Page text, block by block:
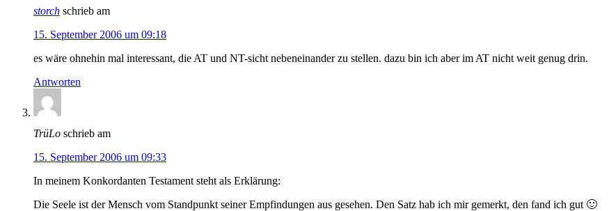
storch schrieb am
15. September 2006 um 09:18
es wäre ohnehin mal interessant, die AT und NT-sicht nebeneinander zu stellen. dazu bin ich aber im AT nicht weit genug drin.
Antworten
TrüLo schrieb am
15. September 2006 um 09:33
In meinem Konkordanten Testament steht als Erklärung:
Die Seele ist der Mensch vom Standpunkt seiner Empfindungen aus gesehen. Den Satz hab ich mir gemerkt, den fand ich gut 🙂